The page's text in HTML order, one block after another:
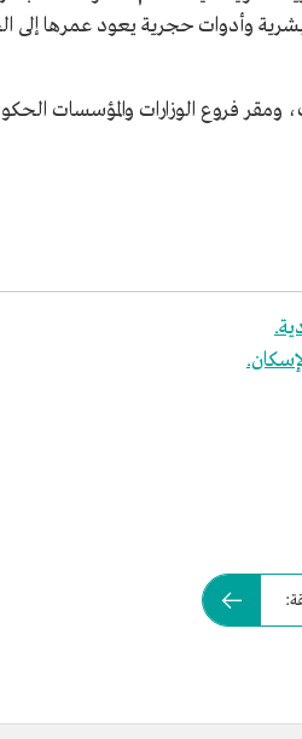
فروع الوزارات والمؤسسات